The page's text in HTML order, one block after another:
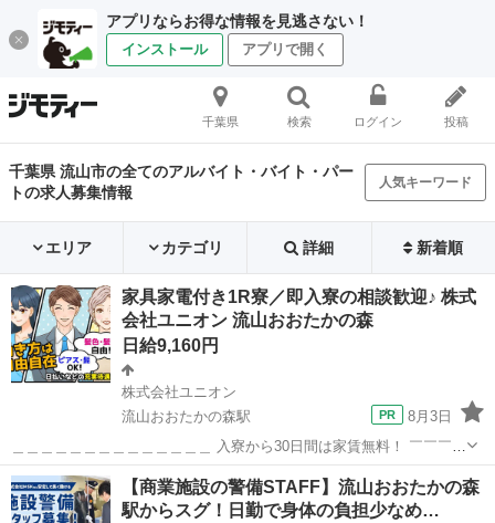
アプリならお得な情報を見逃さない！
インストール アプリで開く
千葉県 検索 ログイン 投稿
千葉県 流山市の全てのアルバイト・バイト・パー
トの求人募集情報
人気キーワード
エリア カテゴリ 詳細 新着順
家具家電付き1R寮／即入寮の相談歓迎♪ 株式
会社ユニオン 流山おおたかの森
日給9,160円
株式会社ユニオン
流山おおたかの森駅
8月3日
＿＿＿＿＿＿＿＿＿＿＿＿＿＿ 入寮から30日間は家賃無料！ ￣￣￣￣
￣￣￣￣￣￣￣￣￣￣ ☆友達と一緒の応募も歓迎☆ キレイな家具家電
付き寮を紹介可能◎ 学生やフリーター、主婦(夫)、定年後の方など、
幅広い世代が活躍中！ 隊...
千葉 流山市 流山おおたかの森駅 警備員 個室
【商業施設の警備STAFF】流山おおたかの森
駅からスグ！日勤で身体の負担少なめ…